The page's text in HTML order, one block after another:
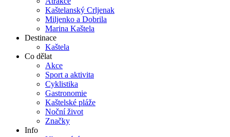
Kaštelanský Crljenak
Miljenko a Dobrila
Marina Kaštela
Destinace
Kaštela
Co dělat
Akce
Sport a aktivita
Cyklistika
Gastronomie
Kaštelské pláže
Noční život
Značky
Info